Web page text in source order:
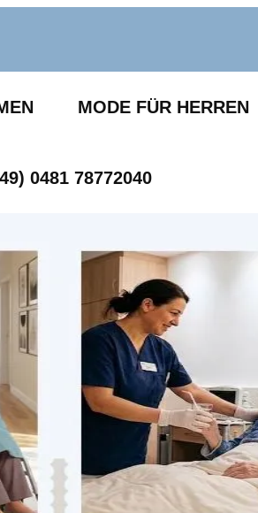
MODE FÜR HERREN
0481 78772040